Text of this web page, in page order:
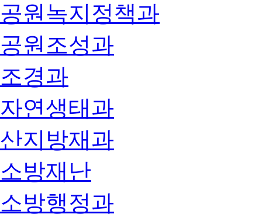
공원녹지정책과
공원조성과
조경과
자연생태과
산지방재과
소방재난
소방행정과